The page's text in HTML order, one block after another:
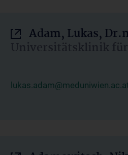
Adam, Lukas,
Universitätsklinik